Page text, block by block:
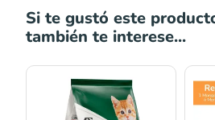
Si te gustó este
también te interese...
de
precios: